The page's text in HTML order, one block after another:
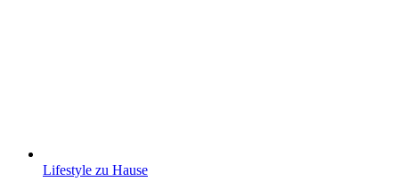
Lifestyle zu Hause